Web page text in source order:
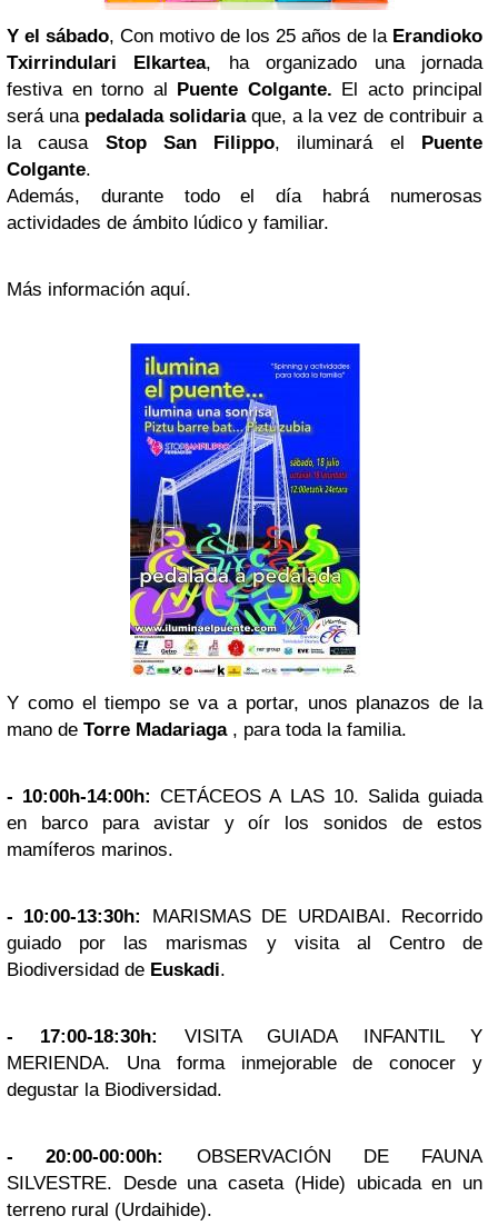
Y el sábado, Con motivo de los 25 años de la Erandioko
Txirrindulari Elkartea, ha organizado una jornada
festiva en torno al Puente Colgante. El acto principal
será una pedalada solidariaque, a la vez de contribuir a
la causa Stop San Filippo, iluminará el Puente
Colgante.
Además, durante todo el día habrá numerosas
actividades de ámbito lúdico y familiar.
Más información aquí.
Y como el tiempo se va a portar, unos planazos de la
mano de Torre Madariaga, para toda la familia.
- 10:00h-14:00h: CETÁCEOS A LAS 10. Salida guiada
en barco para avistar y oír los sonidos de estos
mamíferos marinos.
- 10:00-13:30h:
MARISMAS DE URDAIBAI. Recorrido
guiado por las marismas y visita al Centro de
Biodiversidad de Euskadi.
- 17:00-18:30h: VISITA GUIADA INFANTIL Y
MERIENDA. Una forma inmejorable de conocer y
degustar la Biodiversidad.
- 20:00-00:00h:
OBSERVACIÓN DE FAUNA
SILVESTRE. Desde una caseta (Hide) ubicada en un
terreno rural (Urdaihide).